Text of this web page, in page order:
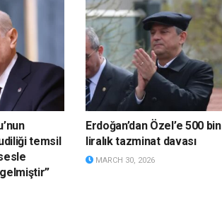
temsil
gelmiştir”
Erdoğan’dan Özel’e 500 bin
liralık tazminat davası
MARCH 30, 2026